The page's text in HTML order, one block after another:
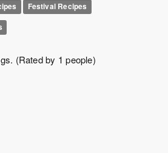
Festival Recipes
(Rated by 1 people)